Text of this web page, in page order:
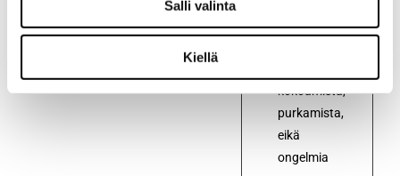
Salli valinta
Kiellä
ajon
kokoamista,
purkamista,
eikä
ongelmia